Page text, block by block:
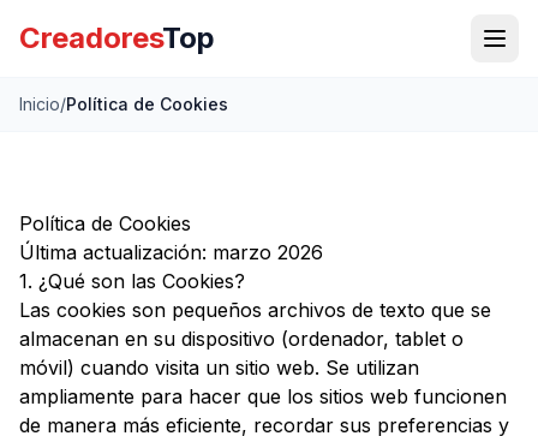
CreadoresTop
Inicio/Política de Cookies
Política de Cookies
Última actualización: marzo 2026
1. ¿Qué son las Cookies?
Las cookies son pequeños archivos de texto que se
almacenan en su dispositivo (ordenador, tablet o
móvil) cuando visita un sitio web. Se utilizan
ampliamente para hacer que los sitios web funcionen
de manera más eficiente, recordar sus preferencias y